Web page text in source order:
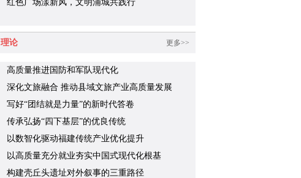
车难题
红色广场漾新风，文明浦城共践行
更多>>
理论
高质量推进国防和军队现代化
深化文旅融合 推动县域文旅产业高质量发展
写好“团结就是力量”的新时代答卷
传承弘扬“四下基层”的优良传统
以数智化驱动福建传统产业优化提升
以高质量充分就业夯实中国式现代化根基
构建壳丘头遗址对外叙事的三重路径